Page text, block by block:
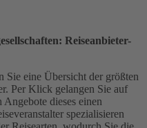
Reiseanbieter-
eine Übersicht der größten
Per Klick gelangen Sie auf
dieses einen
spezialisieren